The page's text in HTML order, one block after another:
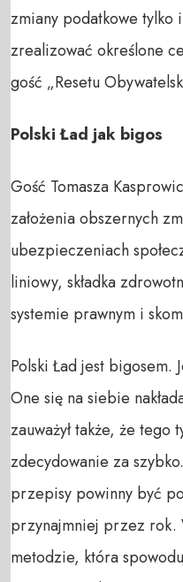
zmiany podatkowe tylko
zrealizować określone
gość „Resetu
Polski Ład jak bigos
Gość Tomasza
założenia obszernych
ubezpieczeniach
liniowy, składka
systemie prawnym i
Polski Ład jest bigosem.
One się na siebie
zauważył także, że tego
zdecydowanie za
przepisy powinny być
przynajmniej przez rok.
metodzie, która